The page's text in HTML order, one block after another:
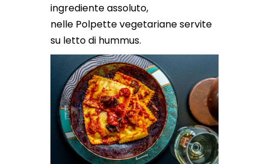
ingrediente assoluto,
nelle Polpette vegetariane servite
su letto di hummus.